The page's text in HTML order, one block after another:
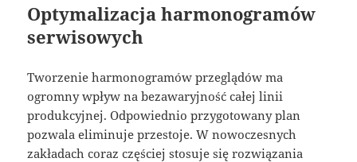
Optymalizacja harmonogramów
serwisowych
Tworzenie harmonogramów przeglądów ma
ogromny wpływ na bezawaryjność całej linii
produkcyjnej. Odpowiednio przygotowany plan
pozwala eliminuje przestoje. W nowoczesnych
zakładach coraz częściej stosuje się rozwiązania